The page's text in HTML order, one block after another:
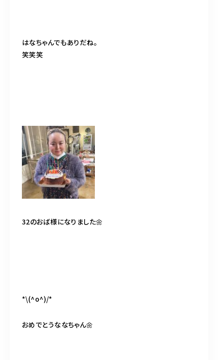
はなちゃんでもありだね。
笑笑笑
32のおば様になりました🌼
*\(^o^)/*
おめでとうななちゃん🌼